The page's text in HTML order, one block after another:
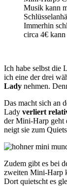
Musik kann
Immerhin
circa 4€ kann
Ich habe selbst die
ich eine der drei
Lady nehmen.
Das macht sich an
Lady verliert
der Mini-Harp geht
neigt sie zum
Zudem gibt es bei
zweiten Mini-Harp
Dort quietscht es